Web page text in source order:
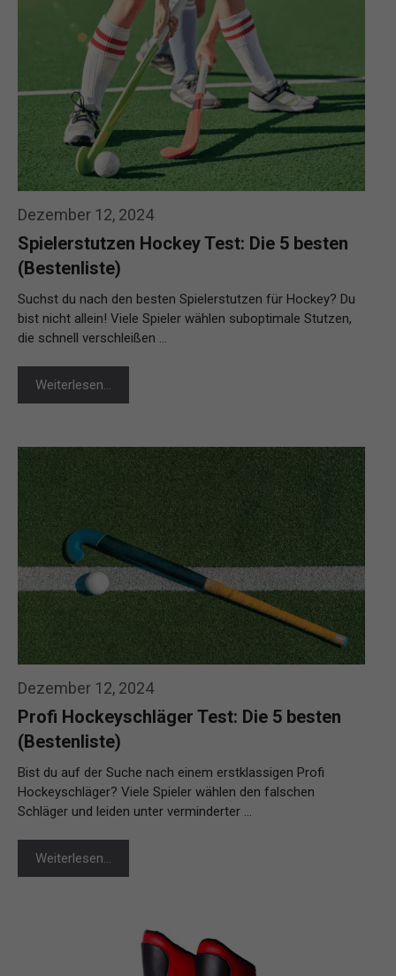
Dezember 12, 2024
Spielerstutzen Hockey Test: Die 5 besten
(Bestenliste)
Suchst du nach den besten Spielerstutzen für Hockey? Du
bist nicht allein! Viele Spieler wählen suboptimale Stutzen,
die schnell verschleißen …
Weiterlesen…
Dezember 12, 2024
Profi Hockeyschläger Test: Die 5 besten
(Bestenliste)
Bist du auf der Suche nach einem erstklassigen Profi
Hockeyschläger? Viele Spieler wählen den falschen
Schläger und leiden unter verminderter …
Weiterlesen…